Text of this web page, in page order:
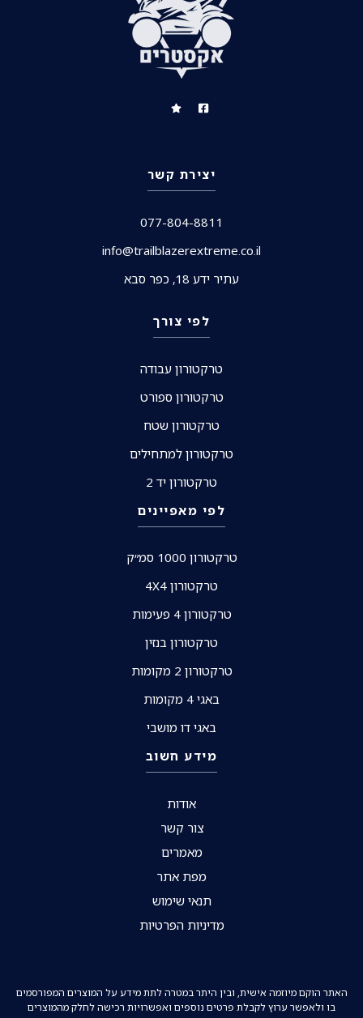
יצירת קשר
077-804-8811
info@trailblazerextreme.co.il
עתיר ידע 18, כפר סבא
לפי צורך
טרקטורון עבודה
טרקטורון ספורט
טרקטורון שטח
טרקטורון למתחילים
טרקטורון יד 2
לפי מאפיינים
טרקטורון 1000 סמ״ק
טרקטורון 4X4
טרקטורון 4 פעימות
טרקטורון בנזין
טרקטורון 2 מקומות
באגי 4 מקומות
באגי דו מושבי
מידע חשוב
אודות
צור קשר
מאמרים
מפת אתר
תנאי שימוש
מדיניות הפרטיות
האתר הוקם מיוזמה אישית, ובין היתר במטרה לתת מידע על המוצרים המפורסמים
בו ולאפשר ערוץ לקבלת פרטים נוספים ואפשרויות רכישה לחלק מהמוצרים